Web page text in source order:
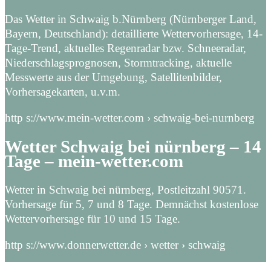
Das Wetter in Schwaig b.Nürnberg (Nürnberger Land,
Bayern, Deutschland): detaillierte Wettervorhersage, 14-
Tage-Trend, aktuelles Regenradar bzw. Schneeradar,
Niederschlagsprognosen, Stormtracking, aktuelle
Messwerte aus der Umgebung, Satellitenbilder,
Vorhersagekarten, u.v.m.
http s://www.mein-wetter.com › schwaig-bei-nurnberg
Wetter Schwaig bei nürnberg – 14
Tage – mein-wetter.com
Wetter in Schwaig bei nürnberg, Postleitzahl 90571.
Vorhersage für 5, 7 und 8 Tage. Demnächst kostenlose
Wettervorhersage für 10 und 15 Tage.
http s://www.donnerwetter.de › wetter › schwaig